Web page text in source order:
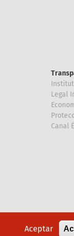
Legal
Canal
Aceptar